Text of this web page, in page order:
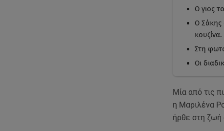
Ο γιος
Ο Σάκης
κουζίνα.
Στη
Οι
Mία από τις
η Μαριλένα
ήρθε στη ζωή